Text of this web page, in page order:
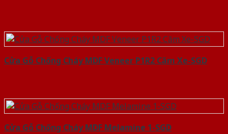
Cửa Gỗ Chống Cháy MDF Veneer P1R2 Căm Xe-SGD
Cửa Gỗ Chống Cháy MDF Melamine 1-SGD